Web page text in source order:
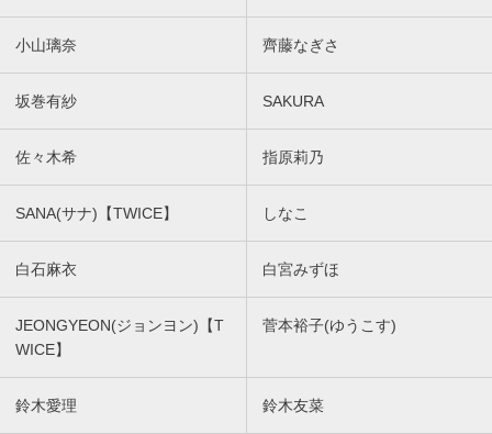
小山璃奈 齊藤なぎさ
坂巻有紗 SAKURA
佐々木希 指原莉乃
SANA(サナ)【TWICE】 しなこ
白石麻衣 白宮みずほ
JEONGYEON(ジョンヨン)【T
WICE】
菅本裕子(ゆうこす)
鈴木愛理 鈴木友菜